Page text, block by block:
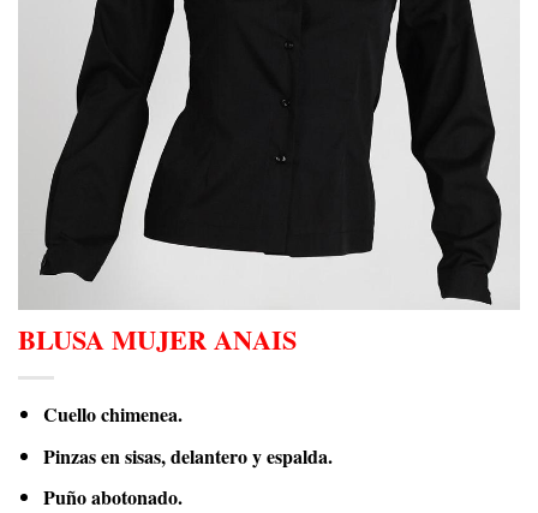
BLUSA MUJER ANAIS
Cuello chimenea.
Pinzas en sisas, delantero y espalda.
Puño abotonado.